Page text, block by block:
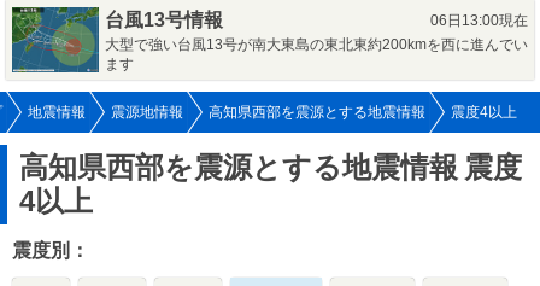
台風13号情報
06日13:00現在
大型で強い台風13号が南大東島の東北東約200kmを西に進んでい
ます
地震情報 震源地情報 高知県西部を震源とする地震情報 震度4以上
高知県西部を震源とする地震情報 震度
4以上
震度別：